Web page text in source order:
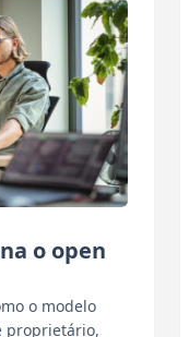
o open
o modelo
proprietário,